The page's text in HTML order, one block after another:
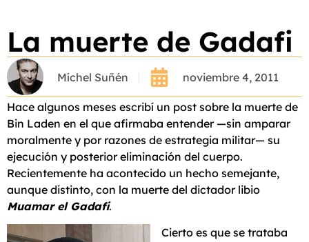
La muerte de Gadafi
Míchel Suñén noviembre 4, 2011
Hace algunos meses escribí un post sobre la muerte de
Bin Laden en el que afirmaba entender —sin amparar
moralmente y por razones de estrategia militar— su
ejecución y posterior eliminación del cuerpo.
Recientemente ha acontecido un hecho semejante,
aunque distinto, con la muerte del dictador libio
Muamar el Gadafi.
Cierto es que se trataba